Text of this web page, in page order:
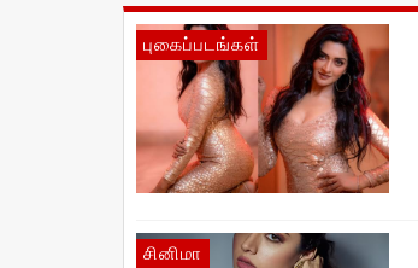
புகைப்படங்கள்
சினிமா